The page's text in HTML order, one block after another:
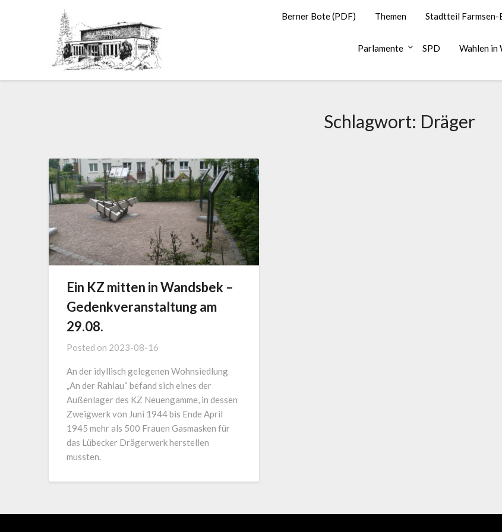
Berner Bote (PDF) Themen Stadtteil Farmsen-
Parlamente SPD Wahlen in
Schlagwort: Dräger
Ein KZ mitten in Wandsbek –
Gedenkveranstaltung am
29.08.
Posted on 2023-08-16
An der idyllisch gelegenen Wohnsiedlung
„An der Rahlau“ befand sich eines der
Außenlager des KZ Neuengamme, in dessen
Zweigwerk von Juni 1944 bis Ende April
1945 mehr als 500 Frauen Gasmasken für
das Lübecker Drägerwerk herstellen
mussten.